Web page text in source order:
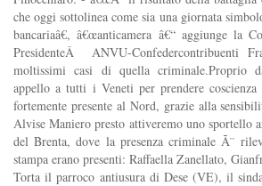
che oggi sottolinea come sia una giornata
bancariaâ€, â€œanticamera â€“ aggiunge la
PresidenteÂ ANVU-Confedercontribuenti
moltissimi casi di quella criminale.Proprio
appello a tutti i Veneti per prendere
fortemente presente al Nord, grazie alla
Alvise Maniero presto attiveremo uno sportello
del Brenta, dove la presenza criminale Ã¨
stampa erano presenti: Raffaella Zanellato,
Torta il parroco antiusura di Dese (VE), il